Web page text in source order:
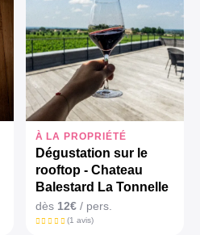
À LA PROPRIÉTÉ
Dégustation sur le
rooftop - Chateau
Balestard La Tonnelle
dès 12€/ pers.
(1 avis)